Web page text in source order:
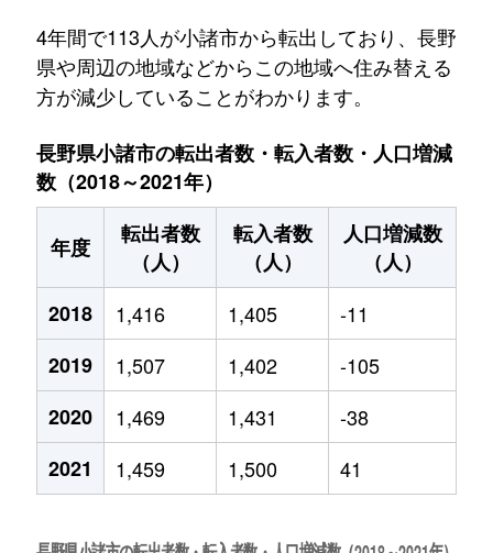
4年間で113人が小諸市から転出しており、長野
県や周辺の地域などからこの地域へ住み替える
方が減少していることがわかります。
長野県小諸市の転出者数・転入者数・人口増減
数（2018～2021年）
年度
転出者数
（人）
転入者数
（人）
人口増減数
（人）
2018
1,416 1,405
-11
2019
1,507 1,402
-105
2020
1,469 1,431
-38
2021
1,459 1,500 41